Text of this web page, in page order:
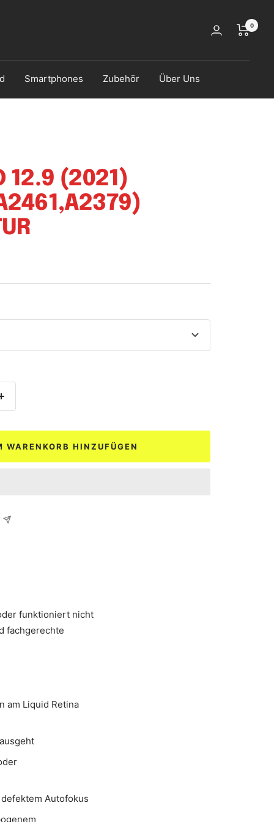
0
Smartphones Zubehör Über Uns
12.9 (2021)
Menge
WARENKORB HINZUFÜGEN
funktioniert nicht
fachgerechte
am Liquid Retina
Autofokus